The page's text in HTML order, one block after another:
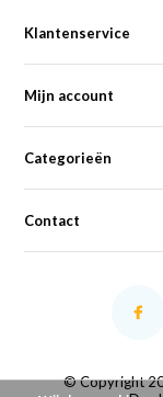
Klantenservice
Mijn account
Categorieën
Contact
© Copyright